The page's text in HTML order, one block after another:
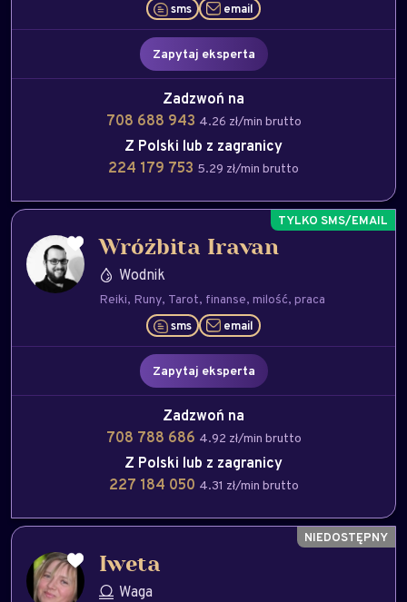
sms email
Zapytaj eksperta
Zadzwoń na
708 688 943 4.26 zł/min brutto
Z Polski lub z zagranicy
224 179 753 5.29 zł/min brutto
Wróżbita Iravan
Wodnik
Reiki Runy Tarot finanse milość praca
sms email
Zapytaj eksperta
Zadzwoń na
708 788 686 4.92 zł/min brutto
Z Polski lub z zagranicy
227 184 050 4.31 zł/min brutto
Iweta
Waga